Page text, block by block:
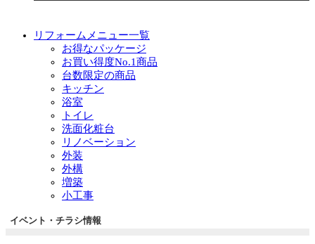
リフォームメニュー一覧
お得なパッケージ
お買い得度No.1商品
台数限定の商品
キッチン
浴室
トイレ
洗面化粧台
リノベーション
外装
外構
増築
小工事
イベント・チラシ情報